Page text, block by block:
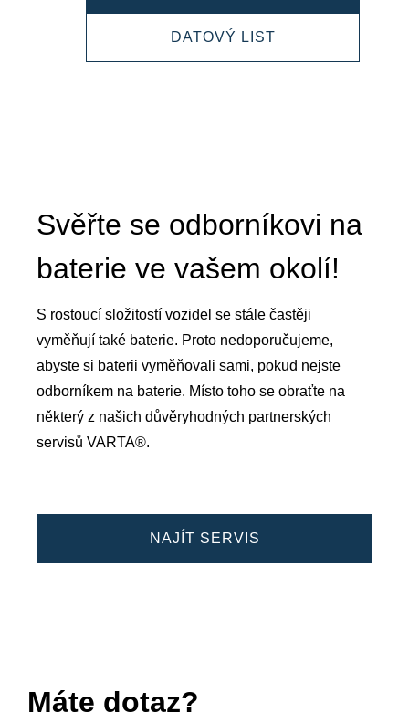
AUX
DATOVÝ LISTDYNAMIC
AUX
Svěřte se odborníkovi na
baterie ve vašem okolí!
S rostoucí složitostí vozidel se stále častěji
vyměňují také baterie. Proto nedoporučujeme,
abyste si baterii vyměňovali sami, pokud nejste
odborníkem na baterie. Místo toho se obraťte na
některý z našich důvěryhodných partnerských
servisů VARTA®.
NAJÍT SERVIS
Máte dotaz?